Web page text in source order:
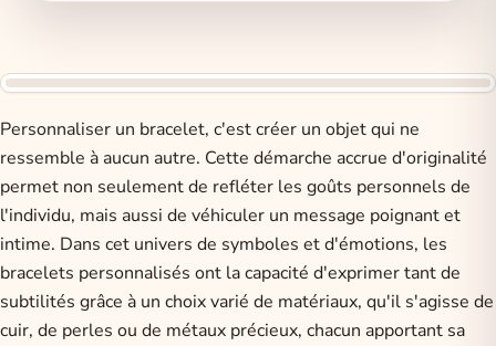
Personnaliser un bracelet, c'est créer un objet qui ne
ressemble à aucun autre. Cette démarche accrue d'originalité
permet non seulement de refléter les goûts personnels de
l'individu, mais aussi de véhiculer un message poignant et
intime. Dans cet univers de symboles et d'émotions, les
bracelets personnalisés ont la capacité d'exprimer tant de
subtilités grâce à un choix varié de matériaux, qu'il s'agisse de
cuir, de perles ou de métaux précieux, chacun apportant sa